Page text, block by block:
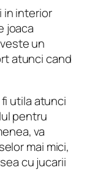
in interior
joaca
un
atunci cand
utila atunci
pentru
va
mai mici,
cu jucarii